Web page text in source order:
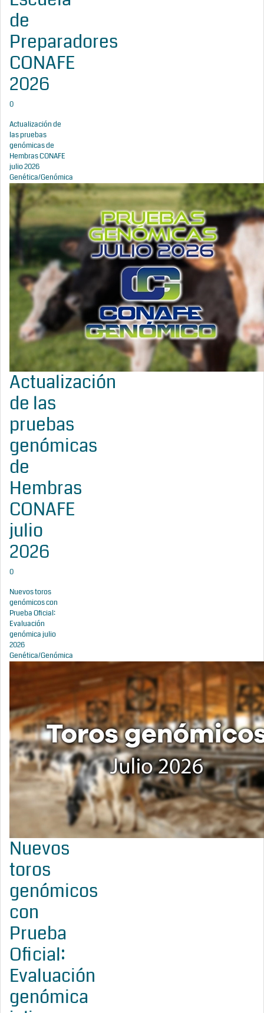
de
Preparadores
CONAFE
2026
0
Actualización de
las pruebas
genómicas de
Hembras CONAFE
julio 2026
Genética/Genómica
Actualización
de las
pruebas
genómicas
de
Hembras
CONAFE
julio
2026
0
Nuevos toros
genómicos con
Prueba Oficial:
Evaluación
genómica julio
2026
Genética/Genómica
Nuevos
toros
genómicos
con
Prueba
Oficial:
Evaluación
genómica